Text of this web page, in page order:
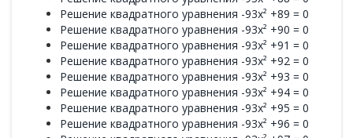
Решение квадратного уравнения -93x² +89 = 0
Решение квадратного уравнения -93x² +90 = 0
Решение квадратного уравнения -93x² +91 = 0
Решение квадратного уравнения -93x² +92 = 0
Решение квадратного уравнения -93x² +93 = 0
Решение квадратного уравнения -93x² +94 = 0
Решение квадратного уравнения -93x² +95 = 0
Решение квадратного уравнения -93x² +96 = 0